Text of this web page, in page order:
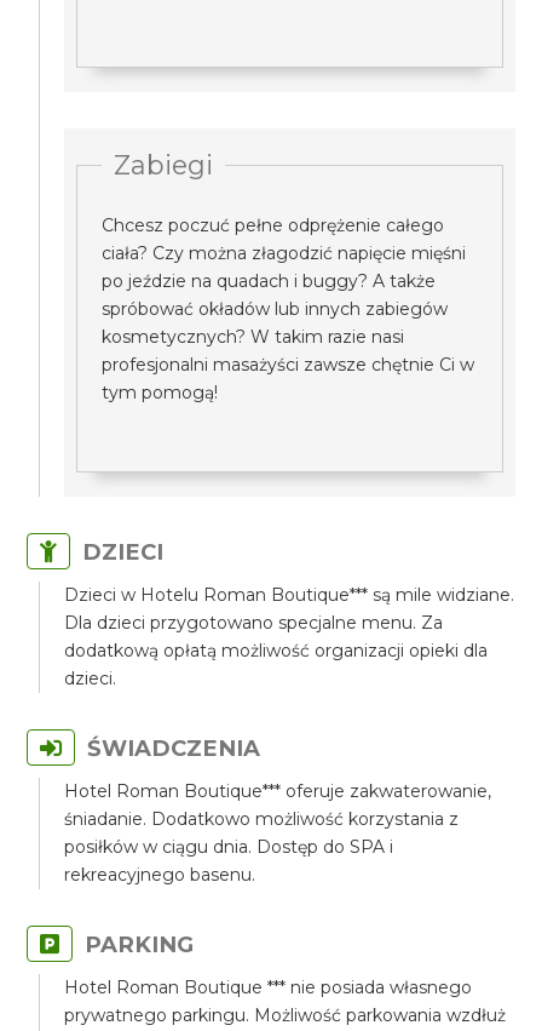
Zabiegi
Chcesz poczuć pełne odprężenie całego
ciała? Czy można złagodzić napięcie mięśni
po jeździe na quadach i buggy? A także
spróbować okładów lub innych zabiegów
kosmetycznych? W takim razie nasi
profesjonalni masażyści zawsze chętnie Ci w
tym pomogą!
DZIECI
Dzieci w Hotelu Roman Boutique*** są mile widziane.
Dla dzieci przygotowano specjalne menu. Za
dodatkową opłatą możliwość organizacji opieki dla
dzieci.
ŚWIADCZENIA
Hotel Roman Boutique*** oferuje zakwaterowanie,
śniadanie. Dodatkowo możliwość korzystania z
posiłków w ciągu dnia. Dostęp do SPA i
rekreacyjnego basenu.
PARKING
Hotel Roman Boutique *** nie posiada własnego
prywatnego parkingu. Możliwość parkowania wzdłuż